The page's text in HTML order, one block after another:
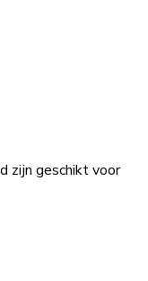
zijn geschikt voor